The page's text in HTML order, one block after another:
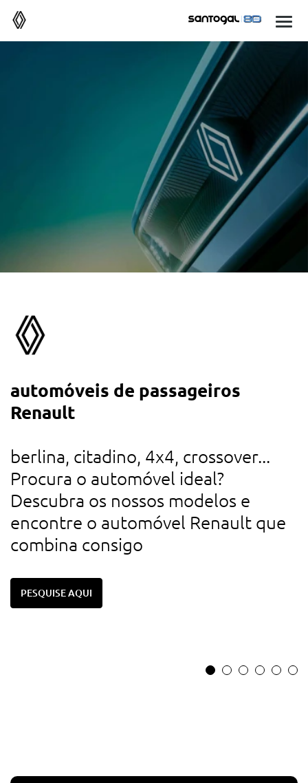
automóveis de passageiros
Renault
berlina, citadino, 4x4, crossover...
Procura o automóvel ideal?
Descubra os nossos modelos e
encontre o automóvel Renault que
combina consigo
PESQUISE AQUI